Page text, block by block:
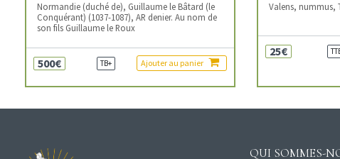
Normandie (duché de), Guillaume le Bâtard (le
Conquérant) (1037-1087), AR denier. Au nom de
son fils Guillaume le Roux
500€ TB+ Ajouter au panier
Valens, nummus,
25€
QUI SOMMES-